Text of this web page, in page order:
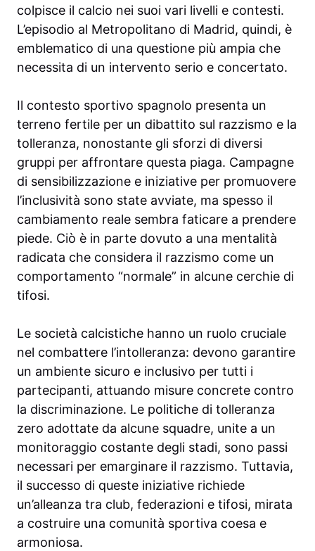
colpisce il calcio nei suoi vari livelli e contesti.
L’episodio al Metropolitano di Madrid, quindi, è
emblematico di una questione più ampia che
necessita di un intervento serio e concertato.
Il contesto sportivo spagnolo presenta un
terreno fertile per un dibattito sul razzismo e la
tolleranza, nonostante gli sforzi di diversi
gruppi per affrontare questa piaga. Campagne
di sensibilizzazione e iniziative per promuovere
l’inclusività sono state avviate, ma spesso il
cambiamento reale sembra faticare a prendere
piede. Ciò è in parte dovuto a una mentalità
radicata che considera il razzismo come un
comportamento “normale” in alcune cerchie di
tifosi.
Le società calcistiche hanno un ruolo cruciale
nel combattere l’intolleranza: devono garantire
un ambiente sicuro e inclusivo per tutti i
partecipanti, attuando misure concrete contro
la discriminazione. Le politiche di tolleranza
zero adottate da alcune squadre, unite a un
monitoraggio costante degli stadi, sono passi
necessari per emarginare il razzismo. Tuttavia,
il successo di queste iniziative richiede
un’alleanza tra club, federazioni e tifosi, mirata
a costruire una comunità sportiva coesa e
armoniosa.